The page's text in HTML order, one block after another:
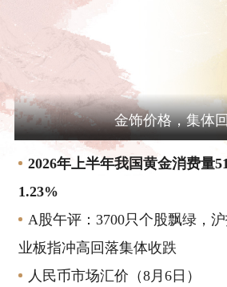
金饰价格，集体
2026年上半年我国黄金消费量
1.23%
A股午评：3700只个股飘绿，
业板指冲高回落集体收跌
人民币市场汇价（8月6日）